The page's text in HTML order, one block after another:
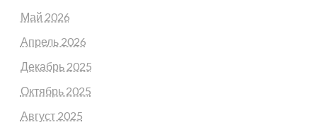
Май 2026
Апрель 2026
Декабрь 2025
Октябрь 2025
Август 2025